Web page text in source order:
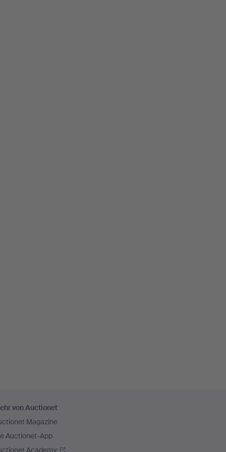
von Auctionet
Magazine
Auctionet-App
Academy